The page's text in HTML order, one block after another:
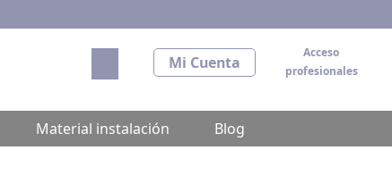
Acceso
profesionales
Mi Cuenta
Mi carrito
Material instalación Blog